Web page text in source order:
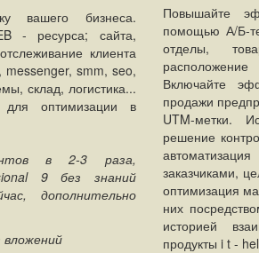
вашего бизнеса.
- ресурса; сайта,
клиента
messenger, smm, seo,
склад, логистика...
оптимизации в
в 2-3 раза,
9 без знаний
дополнительно
Повышайте
помощью А/Б-
отделы,
Включайте
продажи
UTM-метки.
решение
заказчиками,
оптимизация
них
историей
продукты i t -